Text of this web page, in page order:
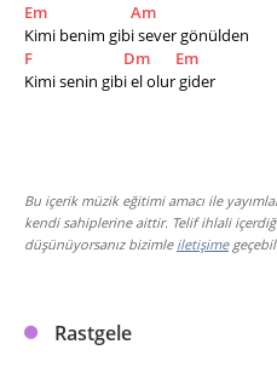
Em
Am
Kimi benim gibi sever gönülden
F
Dm
Em
Kimi senin gibi el olur gider
Bu içerik müzik eğitimi amacı ile
kendi sahiplerine aittir. Telif ihlali
düşünüyorsanız bizimle iletişime
Rastgele